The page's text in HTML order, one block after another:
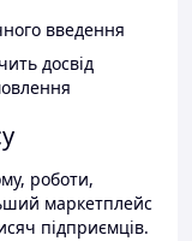
введення
досвід
роботи,
маркетплейс
підприємців.